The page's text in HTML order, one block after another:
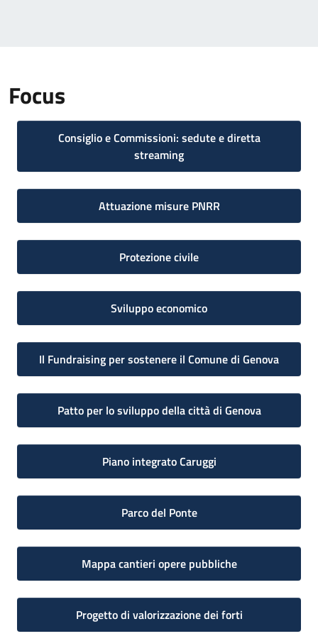
Focus
Consiglio e Commissioni: sedute e diretta
streaming
Attuazione misure PNRR
Protezione civile
Sviluppo economico
Il Fundraising per sostenere il Comune di Genova
Patto per lo sviluppo della città di Genova
Piano integrato Caruggi
Parco del Ponte
Mappa cantieri opere pubbliche
Progetto di valorizzazione dei forti